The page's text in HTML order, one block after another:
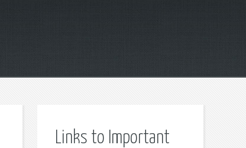
Links to Important